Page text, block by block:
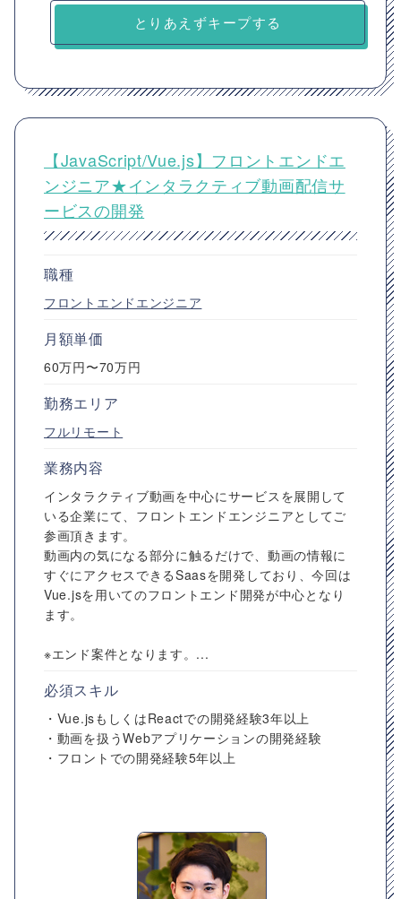
とりあえずキープする
【JavaScript/Vue.js】フロントエンドエ
ンジニア★インタラクティブ動画配信サ
ービスの開発
職種
フロントエンドエンジニア
月額単価
60万円〜70万円
勤務エリア
フルリモート
業務内容
インタラクティブ動画を中心にサービスを展開して
いる企業にて、フロントエンドエンジニアとしてご
参画頂きます。
動画内の気になる部分に触るだけで、動画の情報に
すぐにアクセスできるSaasを開発しており、今回は
Vue.jsを用いてのフロントエンド開発が中心となり
ます。
※エンド案件となります。...
必須スキル
・Vue.jsもしくはReactでの開発経験3年以上
・動画を扱うWebアプリケーションの開発経験
・フロントでの開発経験5年以上